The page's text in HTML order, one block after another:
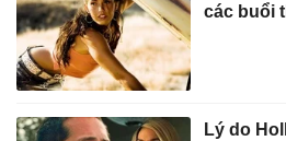
các buổi
Lý do